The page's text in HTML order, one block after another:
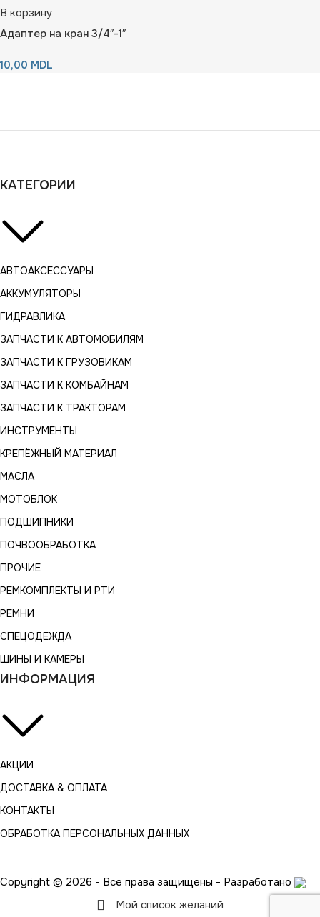
В корзину
Адаптер на кран 3/4″-1″
10,00 MDL
КАТЕГОРИИ
АВТОАКСЕССУАРЫ
АККУМУЛЯТОРЫ
ГИДРАВЛИКА
ЗАПЧАСТИ К АВТОМОБИЛЯМ
ЗАПЧАСТИ К ГРУЗОВИКАМ
ЗАПЧАСТИ К КОМБАЙНАМ
ЗАПЧАСТИ К ТРАКТОРАМ
ИНСТРУМЕНТЫ
КРЕПЁЖНЫЙ МАТЕРИАЛ
МАСЛА
МОТОБЛОК
ПОДШИПНИКИ
ПОЧВООБРАБОТКА
ПРОЧИЕ
РЕМКОМПЛЕКТЫ И РТИ
РЕМНИ
СПЕЦОДЕЖДА
ШИНЫ И КАМЕРЫ
ИНФОРМАЦИЯ
АКЦИИ
ДОСТАВКА & ОПЛАТА
КОНТАКТЫ
ОБРАБОТКА ПЕРСОНАЛЬНЫХ ДАННЫХ
Copyright © 2026 - Все права защищены - Разработано
Мой список желаний